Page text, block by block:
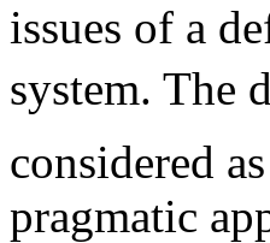
issues of a
system. The
considered
pragmatic